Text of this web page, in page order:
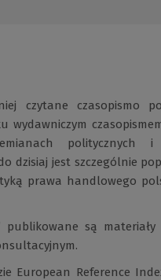
czytane czasopismo
wydawniczym
politycznych i
dzisiaj jest szczególnie
prawa handlowego
publikowane są
European Reference